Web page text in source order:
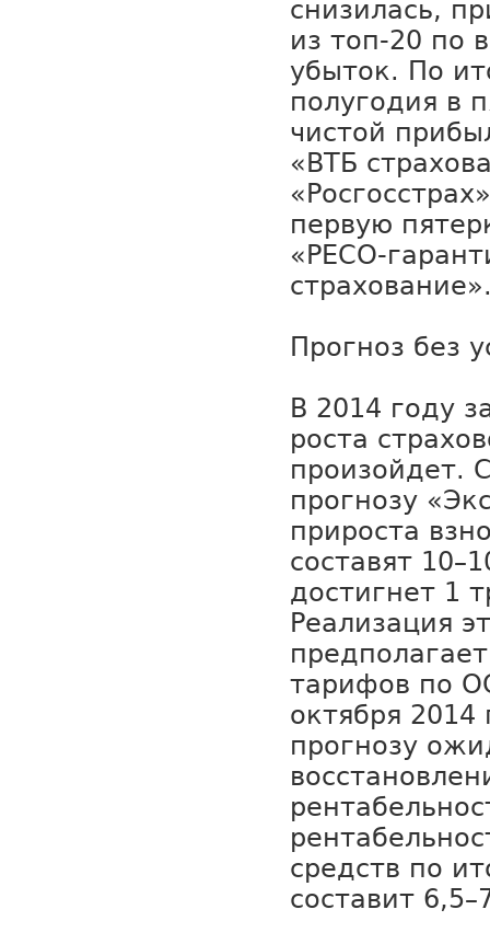
снизилась,
из топ-20 по
убыток. По
полугодия в
чистой
«ВТБ
первую
«РЕСО-
Прогноз без
В 2014 году
роста
произойдет.
прогнозу
прироста
составят
достигнет 1
Реализация
тарифов по
октября 2014
прогнозу
средств по
составит